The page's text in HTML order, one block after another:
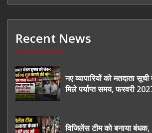
Recent News
नए व्यापारियों को मतदाता
मिले पर्याप्त समय, फरवरी
विजिलेंस टीम को बनाया बंधक,